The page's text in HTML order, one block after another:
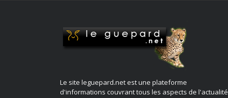
Le site leguepard.net est une plateforme
d'informations couvrant tous les aspects de l'actualité